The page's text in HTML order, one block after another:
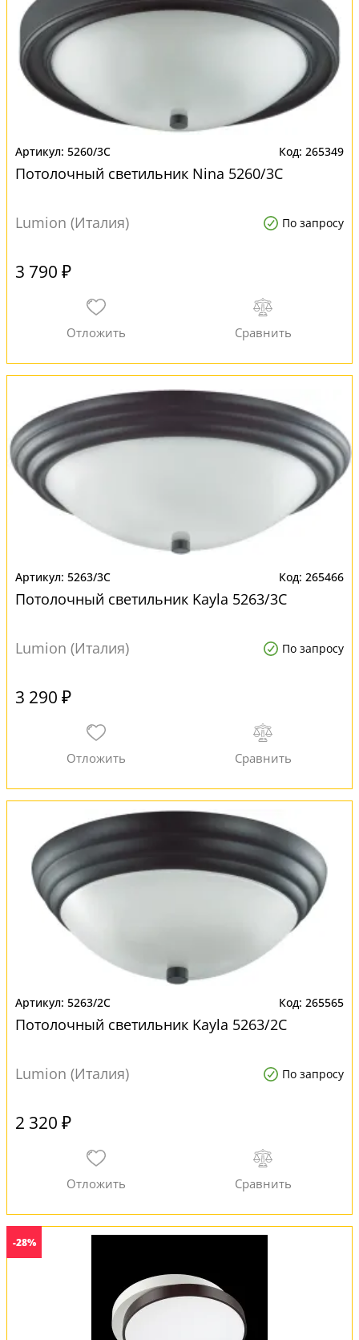
5260/3C 265349
Потолочный светильник Nina 5260/3C
Lumion (Италия) По запросу
3 790 ₽
5263/3C 265466
Потолочный светильник Kayla 5263/3C
Lumion (Италия) По запросу
3 290 ₽
5263/2C 265565
Потолочный светильник Kayla 5263/2C
Lumion (Италия) По запросу
2 320 ₽
-28%